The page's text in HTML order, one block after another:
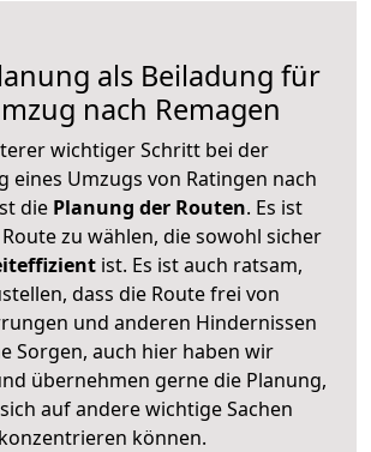
als Beiladung für
nach Remagen
wichtiger Schritt bei der
eines Umzugs von Ratingen nach
diePlanung der Routen. Es ist
zu wählen, die sowohl sicher
ist. Es ist auch ratsam,
dass die Route frei von
und anderen Hindernissen
Sorgen, auch hier haben wir
übernehmen gerne die Planung,
auf andere wichtige Sachen
konzentrieren können.